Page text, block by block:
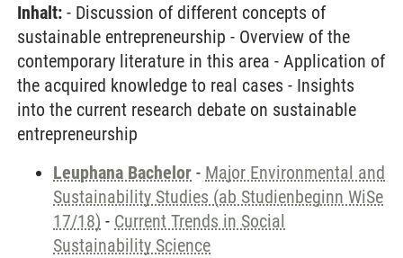
Inhalt: - Discussion of different concepts of
sustainable entrepreneurship - Overview of the
contemporary literature in this area - Application of
the acquired knowledge to real cases - Insights
into the current research debate on sustainable
entrepreneurship
Leuphana Bachelor - Major Environmental and
Sustainability Studies (ab Studienbeginn WiSe
17/18) - Current Trends in Social
Sustainability Science